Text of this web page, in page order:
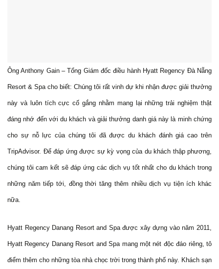
Ông Anthony Gain – Tổng Giám đốc điều hành Hyatt Regency Đà Nẵng
Resort & Spa cho biết: Chúng tôi rất vinh dự khi nhận được giải thưởng
này và luôn tích cực cố gắng nhằm mang lại những trải nghiệm thật
đáng nhớ đến với du khách và giải thưởng danh giá này là minh chứng
cho sự nỗ lực của chúng tôi đã được du khách đánh giá cao trên
TripAdvisor. Để đáp ứng được sự kỳ vọng của du khách thập phương,
chúng tôi cam kết sẽ đáp ứng các dịch vụ tốt nhất cho du khách trong
những năm tiếp tới, đồng thời tăng thêm nhiều dịch vụ tiện ích khác
nữa.
Hyatt Regency Danang Resort and Spa được xây dựng vào năm 2011,
Hyatt Regency Danang Resort and Spa mang một nét độc đáo riêng, tô
điểm thêm cho những tòa nhà chọc trời trong thành phố này. Khách sạn